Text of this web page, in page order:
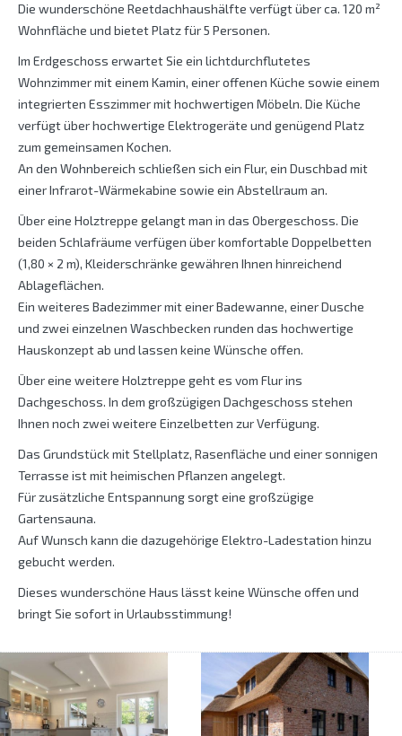
Die wunderschöne Reetdachhaushälfte verfügt über ca. 120 m²
Wohnfläche und bietet Platz für 5 Personen.
Im Erdgeschoss erwartet Sie ein lichtdurchflutetes
Wohnzimmer mit einem Kamin, einer offenen Küche sowie einem
integrierten Esszimmer mit hochwertigen Möbeln. Die Küche
verfügt über hochwertige Elektrogeräte und genügend Platz
zum gemeinsamen Kochen.
An den Wohnbereich schließen sich ein Flur, ein Duschbad mit
einer Infrarot-Wärmekabine sowie ein Abstellraum an.
Über eine Holztreppe gelangt man in das Obergeschoss. Die
beiden Schlafräume verfügen über komfortable Doppelbetten
(1,80 × 2 m), Kleiderschränke gewähren Ihnen hinreichend
Ablageflächen.
Ein weiteres Badezimmer mit einer Badewanne, einer Dusche
und zwei einzelnen Waschbecken runden das hochwertige
Hauskonzept ab und lassen keine Wünsche offen.
Über eine weitere Holztreppe geht es vom Flur ins
Dachgeschoss. In dem großzügigen Dachgeschoss stehen
Ihnen noch zwei weitere Einzelbetten zur Verfügung.
Das Grundstück mit Stellplatz, Rasenfläche und einer sonnigen
Terrasse ist mit heimischen Pflanzen angelegt.
Für zusätzliche Entspannung sorgt eine großzügige
Gartensauna.
Auf Wunsch kann die dazugehörige Elektro-Ladestation hinzu
gebucht werden.
Dieses wunderschöne Haus lässt keine Wünsche offen und
bringt Sie sofort in Urlaubsstimmung!